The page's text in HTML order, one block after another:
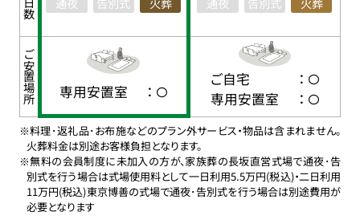
ご安置場所 専用安置室 ：
ご自宅
：
専用安置室
：
※料理･返礼品･お布施などのプラン外サービス・物品は含まれません。
火葬料金は別途お客様負担となります。
※無料の会員制度に未加入の方が、家族葬の長坂直営式場で通夜･告
別式を行う場合は式場使用料として一日利用5.5万円(税込)・二日利用
11万円(税込)東京博善の式場で通夜･告別式を行う場合は別途費用が
必要となります